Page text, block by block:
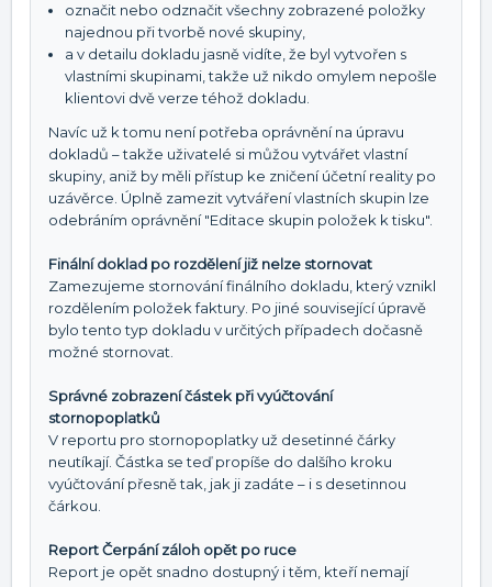
označit nebo odznačit všechny zobrazené položky
najednou při tvorbě nové skupiny,
a v detailu dokladu jasně vidíte, že byl vytvořen s
vlastními skupinami, takže už nikdo omylem nepošle
klientovi dvě verze téhož dokladu.
Navíc už k tomu není potřeba oprávnění na úpravu
dokladů – takže uživatelé si můžou vytvářet vlastní
skupiny, aniž by měli přístup ke zničení účetní reality po
uzávěrce. Úplně zamezit vytváření vlastních skupin lze
odebráním oprávnění "Editace skupin položek k tisku".
Finální doklad po rozdělení již nelze stornovat
Zamezujeme stornování finálního dokladu, který vznikl
rozdělením položek faktury. Po jiné související úpravě
bylo tento typ dokladu v určitých případech dočasně
možné stornovat.
Správné zobrazení částek při vyúčtování
stornopoplatků
V reportu pro stornopoplatky už desetinné čárky
neutíkají. Částka se teď propíše do dalšího kroku
vyúčtování přesně tak, jak ji zadáte – i s desetinnou
čárkou.
Report Čerpání záloh opět po ruce
Report je opět snadno dostupný i těm, kteří nemají